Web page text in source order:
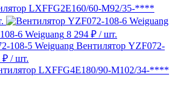
LXFFG2E160/60-M92/35-****
6 Weiguang 8 294 ₽ / шт.
Вентилятор YZF072-
₽ / шт.